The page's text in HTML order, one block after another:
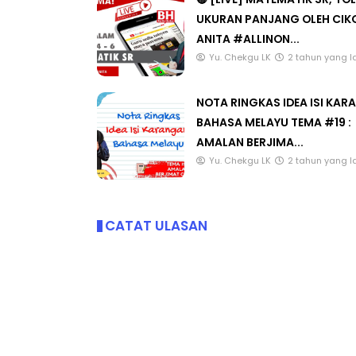
UKURAN PANJANG OLEH
ANITA #ALLINON...
Yu. Chekgu LK 2 tahun yang
NOTA RINGKAS IDEA ISI
BAHASA MELAYU TEMA #19 :
AMALAN BERJIMA...
Yu. Chekgu LK 2 tahun yang
CATAT ULASAN